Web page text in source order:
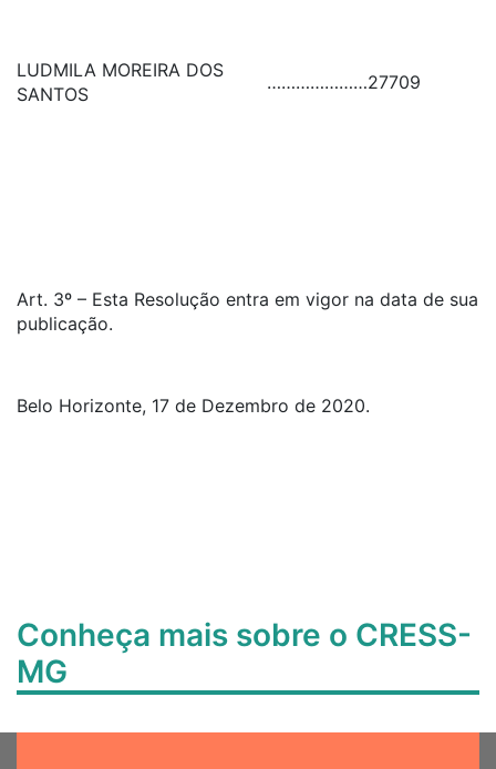
LUDMILA MOREIRA DOS
SANTOS
…………………27709
Art. 3º – Esta Resolução entra em vigor na data de sua
publicação.
Belo Horizonte, 17 de Dezembro de 2020.
Conheça mais sobre o CRESS-
MG